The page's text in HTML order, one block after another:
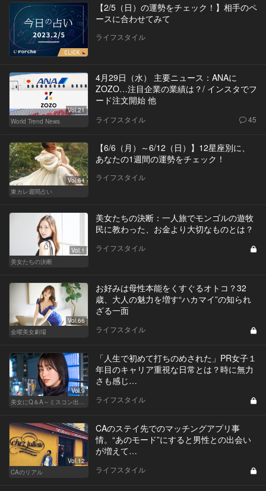
【2/5（日）の運勢をチェック！】相手のペ
ースに合わせてみて
ライフスタイル
Vol.21
World Trend News
4月29日（水） 主要ニュース：ANAに
ZOZO…注目企業の業績は？/ インスタでフ
ード注文開始 他
ライフスタイル 45
Vol.64
東カレ週間占い
【6/6（月）～6/12（日）】12星座別に、
あなたの1週間の運勢をチェック！
ライフスタイル
Vol.1
美女たちの決断
美女たちの決断：一人旅でモンゴルの遊牧
民に教わった、お金より大切なものとは？
ライフスタイル
Vol.66
金曜美女劇場
お好みは母性本能をくすぐるオトコ？32
歳、大人の魅力を増す“ハカマイ”の知られ
ざる一面
ライフスタイル
Vol.9
美女にQ＆A～ミスコン出身者の幸福論～
「人生で初めて打ちのめされた」PR女子１
年目のキャリア重視な日常とは？時に無力
さも感じ…
ライフスタイル
Vol.12
CAのリアル
CAのステイ先でのマッチングアプリ事
情。“あのモード”にすると男性との出会い
が増えて…
ライフスタイル